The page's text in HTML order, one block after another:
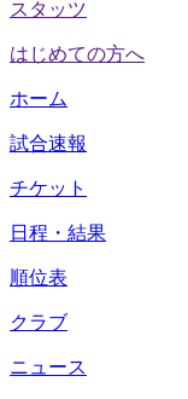
スタッツ
はじめての方へ
ホーム
試合速報
チケット
日程・結果
順位表
クラブ
ニュース